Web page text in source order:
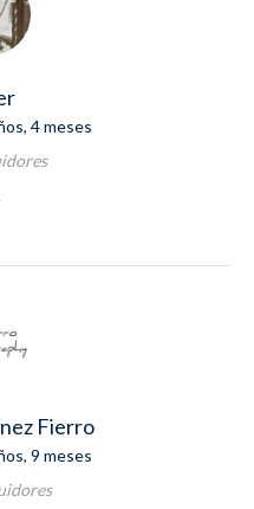
4 meses
Fierro
9 meses